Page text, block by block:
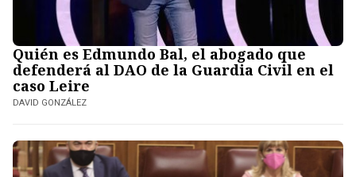
Quién es Edmundo Bal, el abogado que
defenderá al DAO de la Guardia Civil en el
caso Leire
DAVID GONZÁLEZ